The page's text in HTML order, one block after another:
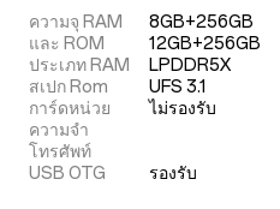
ความจุ RAM
และ ROM
8GB+256GB
12GB+256GB
ประเภท RAM
LPDDR5X
สเปก Rom
UFS 3.1
การ์ดหน่วย
ความจำ
โทรศัพท์
ไม่รองรับ
USB OTG รองรับ